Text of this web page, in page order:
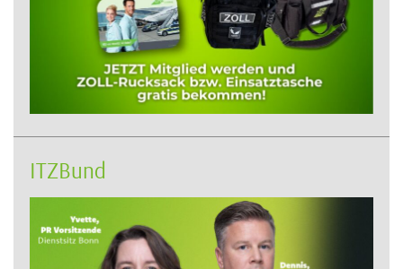
ITZBund